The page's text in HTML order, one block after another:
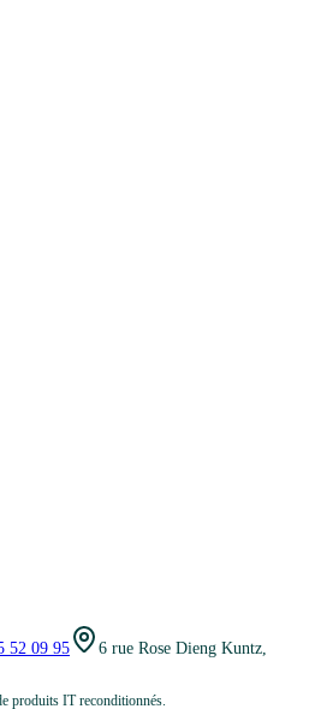
52 09 95
6 rue Rose Dieng Kuntz,
produits IT reconditionnés.